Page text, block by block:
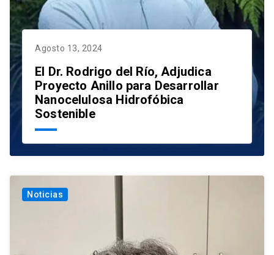
Agosto 13, 2024
El Dr. Rodrigo del Río, Adjudica
Proyecto Anillo para Desarrollar
Nanocelulosa Hidrofóbica
Sostenible
Noticias